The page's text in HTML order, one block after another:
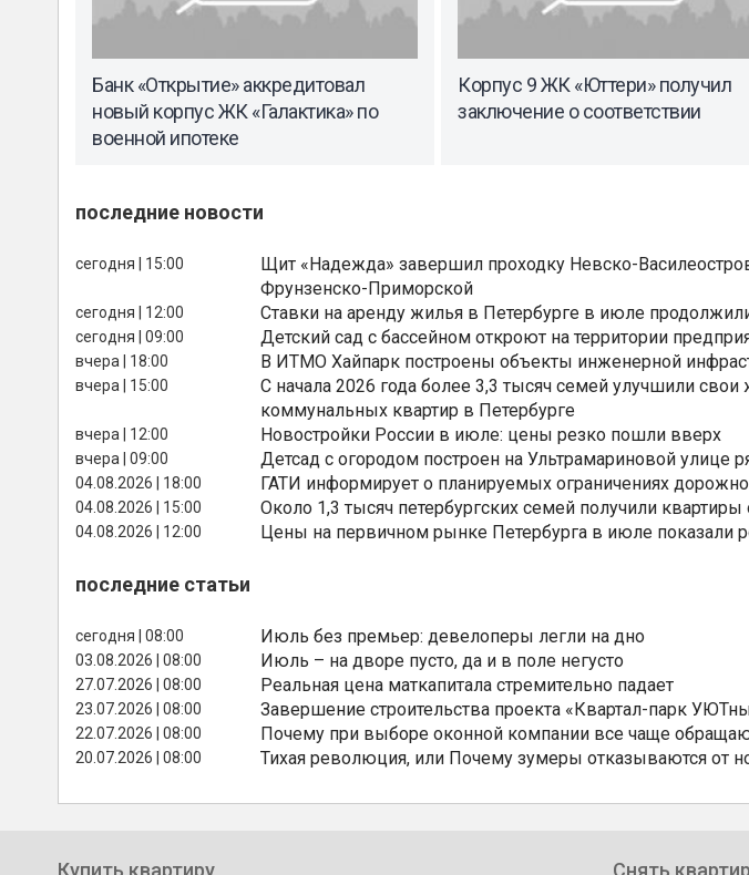
Банк «Открытие» аккредитовал
новый корпус ЖК «Галактика» по
военной ипотеке
Корпус 9 ЖК «Юттери» получил
заключение о соответствии
последние новости
сегодня | 15:00
Щит «Надежда» завершил проходку Невско-
Фрунзенско-Приморской
сегодня | 12:00 Ставки на аренду жилья в Петербурге в июле
сегодня | 09:00 Детский сад с бассейном откроют на территории
вчера | 18:00 В ИТМО Хайпарк построены объекты инженерной
вчера | 15:00
С начала 2026 года более 3,3 тысяч семей улучшили
коммунальных квартир в Петербурге
вчера | 12:00 Новостройки России в июле: цены резко пошли вверх
вчера | 09:00 Детсад с огородом построен на Ультрамариновой улице
04.08.2026 | 18:00 ГАТИ информирует о планируемых ограничениях
04.08.2026 | 15:00 Около 1,3 тысяч петербургских семей получили квартиры
04.08.2026 | 12:00 Цены на первичном рынке Петербурга в июле показали
последние статьи
сегодня | 08:00 Июль без премьер: девелоперы легли на дно
03.08.2026 | 08:00 Июль – на дворе пусто, да и в поле негусто
27.07.2026 | 08:00 Реальная цена маткапитала стремительно падает
23.07.2026 | 08:00 Завершение строительства проекта «Квартал-парк
22.07.2026 | 08:00 Почему при выборе оконной компании все чаще
20.07.2026 | 08:00 Тихая революция, или Почему зумеры отказываются от